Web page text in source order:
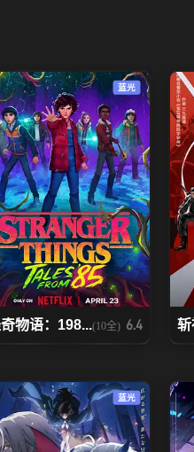
蓝光
物语：198...(10全) 6.4 斩
蓝光